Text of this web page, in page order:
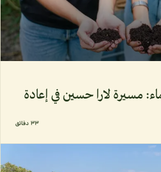
مسيرة لارا حسين في إعادة
٣٣ دقائق